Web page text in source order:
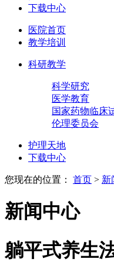
下载中心
医院首页
教学培训
科研教学
科学研究
医学教育
国家药物临床
伦理委员会
护理天地
下载中心
您现在的位置： 首页 > 新
新闻中心
躺平式养生